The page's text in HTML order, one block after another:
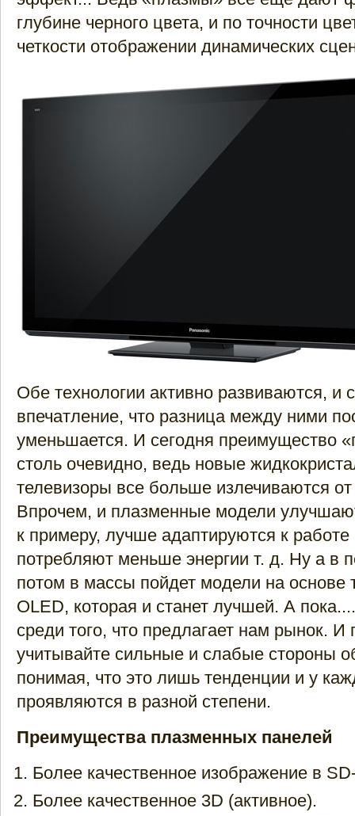
глубине черного цвета, и по точности
четкости отображении динамических
Обе технологии активно развиваются, и
впечатление, что разница между ними
уменьшается. И сегодня преимущество
столь очевидно, ведь новые
телевизоры все больше излечиваются
Впрочем, и плазменные модели
к примеру, лучше адаптируются к
потребляют меньше энергии т. д. Ну а в
потом в массы пойдет модели на основе
OLED, которая и станет лучшей. А
среди того, что предлагает нам рынок. И
учитывайте сильные и слабые стороны
понимая, что это лишь тенденции и у
проявляются в разной степени.
Преимущества плазменных панелей
Более качественное изображение в
Более качественное 3D (активное).